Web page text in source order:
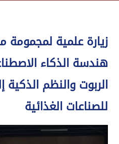
زيارة علمية لمجمومة
هندسة الذكاء
الربوت والنظم
للصناعات الغذائية